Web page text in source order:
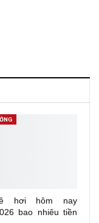
hơi hôm nay
bao nhiêu tiền